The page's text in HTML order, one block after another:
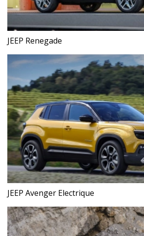
JEEP Renegade
JEEP Avenger Electrique